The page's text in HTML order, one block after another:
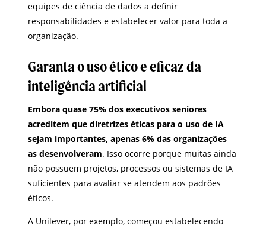
equipes de ciência de dados a definir
responsabilidades e estabelecer valor para toda a
organização.
Garanta o uso ético e eficaz da
inteligência artificial
Embora quase 75% dos executivos seniores
acreditem que diretrizes éticas para o uso de IA
sejam importantes, apenas 6% das organizações
as desenvolveram. Isso ocorre porque muitas ainda
não possuem projetos, processos ou sistemas de IA
suficientes para avaliar se atendem aos padrões
éticos.
A Unilever, por exemplo, começou estabelecendo